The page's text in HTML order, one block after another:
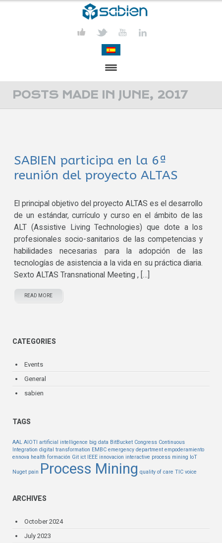
PRESENTATION
ACTIVITIES
MEDIA
CONTACT
POSTS MADE IN JUNE, 2017
SABIEN participa en la 6ª
reunión del proyecto ALTAS
El principal objetivo del proyecto ALTAS es el desarrollo
de un estándar, currículo y curso en el ámbito de las
ALT (Assistive Living Technologies) que dote a los
profesionales socio-sanitarios de las competencias y
habilidades necesarias para la adopción de las
tecnologías de asistencia a la vida en su práctica diaria.
Sexto ALTAS Transnational Meeting , […]
READ MORE
CATEGORIES
Events
General
sabien
TAGS
AAL AIOTI artificial intelligence big data BitBucket Congress Continuous
Integration digital transformation EMBC emergency department empoderamiento
ennova health formación Git ict IEEE innovacion interactive process mining IoT
Nuget pain Process Mining quality of care TIC voice
ARCHIVES
October 2024
July 2023